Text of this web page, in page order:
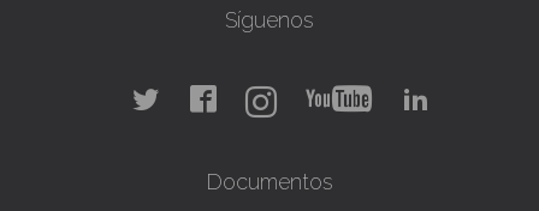
Síguenos
Documentos